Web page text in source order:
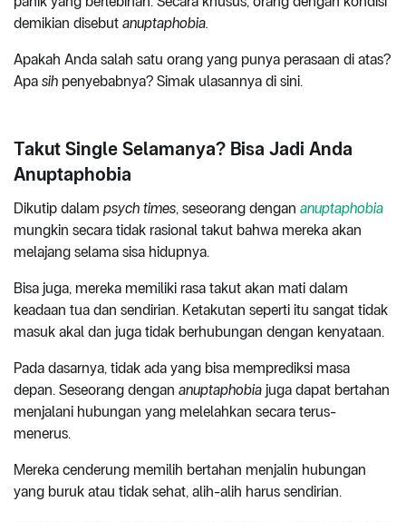
demikian disebut anuptaphobia.
Apakah Anda salah satu orang yang punya perasaan di atas?
Apa sih penyebabnya? Simak ulasannya di sini.
Takut Single Selamanya? Bisa Jadi Anda
Anuptaphobia
Dikutip dalam psych times, seseorang dengan anuptaphobia
mungkin secara tidak rasional takut bahwa mereka akan
melajang selama sisa hidupnya.
Bisa juga, mereka memiliki rasa takut akan mati dalam
keadaan tua dan sendirian. Ketakutan seperti itu sangat tidak
masuk akal dan juga tidak berhubungan dengan kenyataan.
Pada dasarnya, tidak ada yang bisa memprediksi masa
depan. Seseorang dengan anuptaphobia juga dapat bertahan
menjalani hubungan yang melelahkan secara terus-
menerus.
Mereka cenderung memilih bertahan menjalin hubungan
yang buruk atau tidak sehat, alih-alih harus sendirian.